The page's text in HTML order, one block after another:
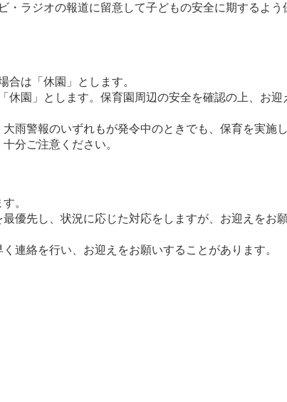
・ラジオの報道に留意して子どもの安全に期するよう
合は「休園」とします。
休園」とします。保育園周辺の安全を確認の上、お迎
雨警報のいずれもが発令中のときでも、保育を実施
分ご注意ください。
。
優先し、状況に応じた対応をしますが、お迎えをお
連絡を行い、お迎えをお願いすることがあります。